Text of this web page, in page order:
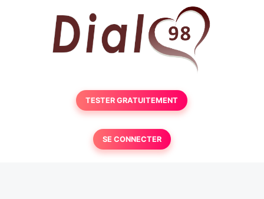
TESTER GRATUITEMENT
SE CONNECTER